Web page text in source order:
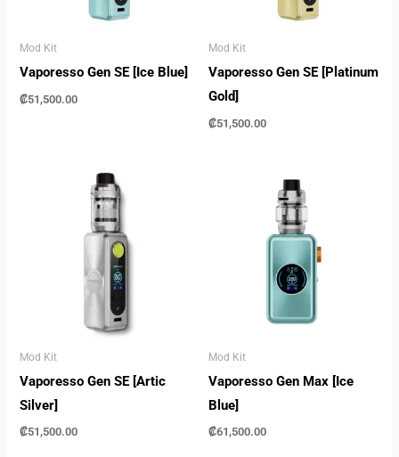
Mod Kit
Vaporesso Gen SE [Ice Blue]
₡51,500.00
Mod Kit
Vaporesso Gen SE [Platinum
Gold]
₡51,500.00
Mod Kit
Vaporesso Gen SE [Artic
Silver]
₡51,500.00
Mod Kit
Vaporesso Gen Max [Ice
Blue]
₡61,500.00